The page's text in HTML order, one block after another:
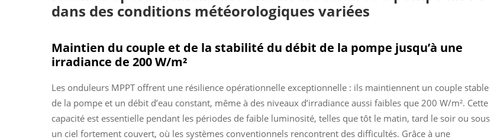
dans des conditions météorologiques variées
Maintien du couple et de la stabilité du débit de la pompe jusqu’à une
irradiance de 200 W/m²
Les onduleurs MPPT offrent une résilience opérationnelle exceptionnelle : ils maintiennent un couple stable
de la pompe et un débit d’eau constant, même à des niveaux d’irradiance aussi faibles que 200 W/m². Cette
capacité est essentielle pendant les périodes de faible luminosité, telles que tôt le matin, tard le soir ou sous
un ciel fortement couvert, où les systèmes conventionnels rencontrent des difficultés. Grâce à une